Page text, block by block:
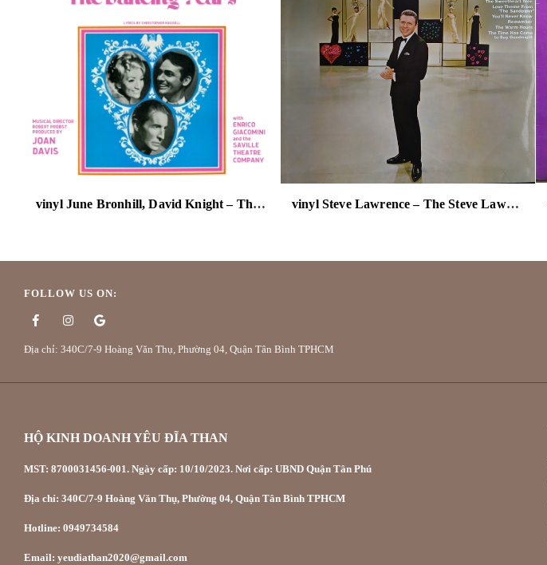
vinyl June Bronhill, David Knight – The Dancing Years vinyl Steve Lawrence – The Steve Lawrence Show
FOLLOW US ON:
Địa chỉ: 340C/7-9 Hoàng Văn Thụ, Phường 04, Quận Tân Bình TPHCM
HỘ KINH DOANH YÊU ĐĨA THAN
MST: 8700031456-001. Ngày cấp: 10/10/2023. Nơi cấp: UBND Quận Tân Phú
Địa chỉ: 340C/7-9 Hoàng Văn Thụ, Phường 04, Quận Tân Bình TPHCM
Hotline: 0949734584
Email: yeudiathan2020@gmail.com